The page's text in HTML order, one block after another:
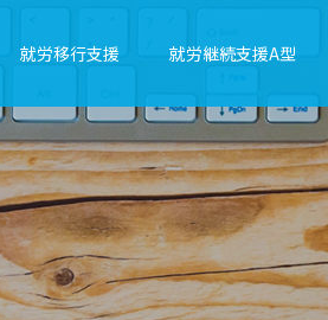
就労移行支援 就労継続支援A型